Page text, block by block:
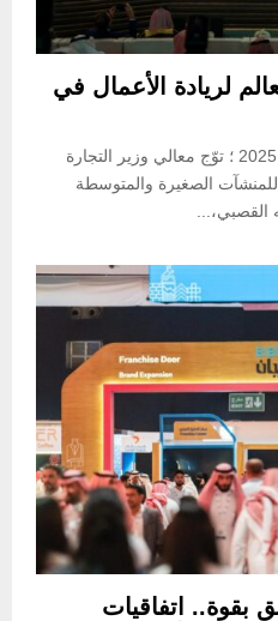
لريادة الأعمال في
على هامش فعاليات ملتقى بيبان 2025 ؛ توّج معالي وزير التجارة
الصغيرة والمتوسطة
القصبي،...
2025 ينطلق بقوة.. اتفاقيات